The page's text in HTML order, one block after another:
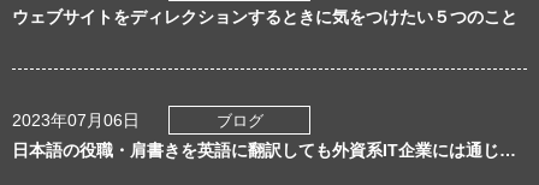
ウェブサイトをディレクションするときに気をつけたい５つのこと
2023年07月06日 ブログ
日本語の役職・肩書きを英語に翻訳しても外資系IT企業には通じない理由